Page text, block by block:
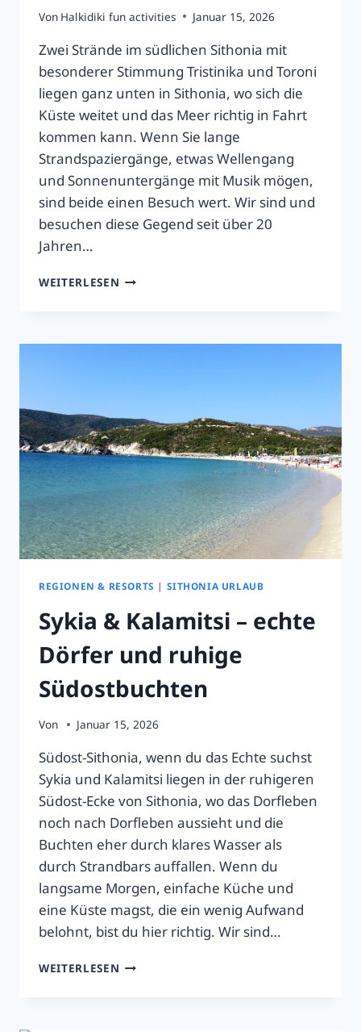
Von Halkidiki fun activities Januar 15, 2026
Zwei Strände im südlichen Sithonia mit
besonderer Stimmung Tristinika und Toroni
liegen ganz unten in Sithonia, wo sich die
Küste weitet und das Meer richtig in Fahrt
kommen kann. Wenn Sie lange
Strandspaziergänge, etwas Wellengang
und Sonnenuntergänge mit Musik mögen,
sind beide einen Besuch wert. Wir sind und
besuchen diese Gegend seit über 20
Jahren…
WEITERLESEN TRISTINIKA
2026
ETHNIK-
VIBES
REGIONEN & RESORTS | SITHONIA URLAUB
Sykia & Kalamitsi – echte
Dörfer und ruhige
Südostbuchten
Von Januar 15, 2026
Südost-Sithonia, wenn du das Echte suchst
Sykia und Kalamitsi liegen in der ruhigeren
Südost-Ecke von Sithonia, wo das Dorfleben
noch nach Dorfleben aussieht und die
Buchten eher durch klares Wasser als
durch Strandbars auffallen. Wenn du
langsame Morgen, einfache Küche und
eine Küste magst, die ein wenig Aufwand
belohnt, bist du hier richtig. Wir sind…
WEITERLESEN SYKIA